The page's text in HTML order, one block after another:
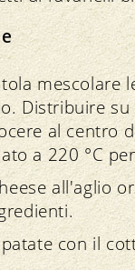
mescolare
Distribuire
al centro
a 220 °C
all'aglio
con il